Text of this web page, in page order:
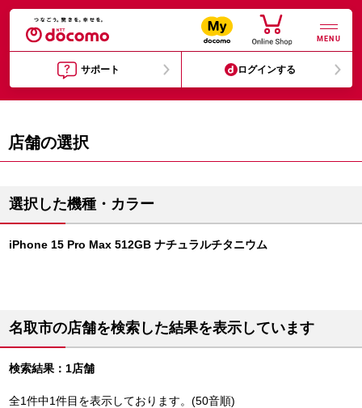
MENU
サポート ログインする
店舗の選択
選択した機種・カラー
iPhone 15 Pro Max 512GB ナチュラルチタニウム
名取市の店舗を検索した結果を表示しています
検索結果：1店舗
全1件中1件目を表示しております。(50音順)